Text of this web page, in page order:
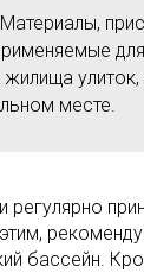
Материалы,
жилища
месте.
регулярно
бассейн.